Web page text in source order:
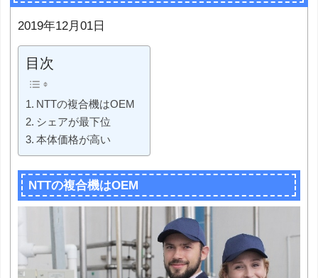
2019年12月01日
目次
NTTの複合機はOEM
シェアが最下位
本体価格が高い
NTTの複合機はOEM